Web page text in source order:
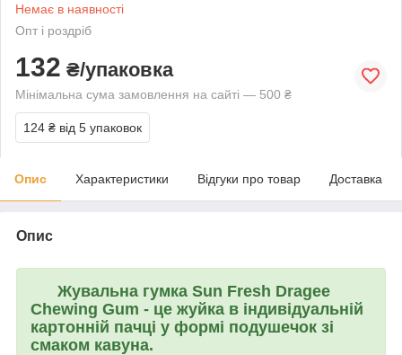
Немає в наявності
Опт і роздріб
132 ₴/упаковка
Мінімальна сума замовлення на сайті — 500 ₴
124 ₴ від 5 упаковок
Опис Характеристики Відгуки про товар Доставка
Опис
Жувальна гумка Sun Fresh Dragee
Chewing Gum - це жуйка в індивідуальній
картонній пачці у формі подушечок зі
смаком кавуна.